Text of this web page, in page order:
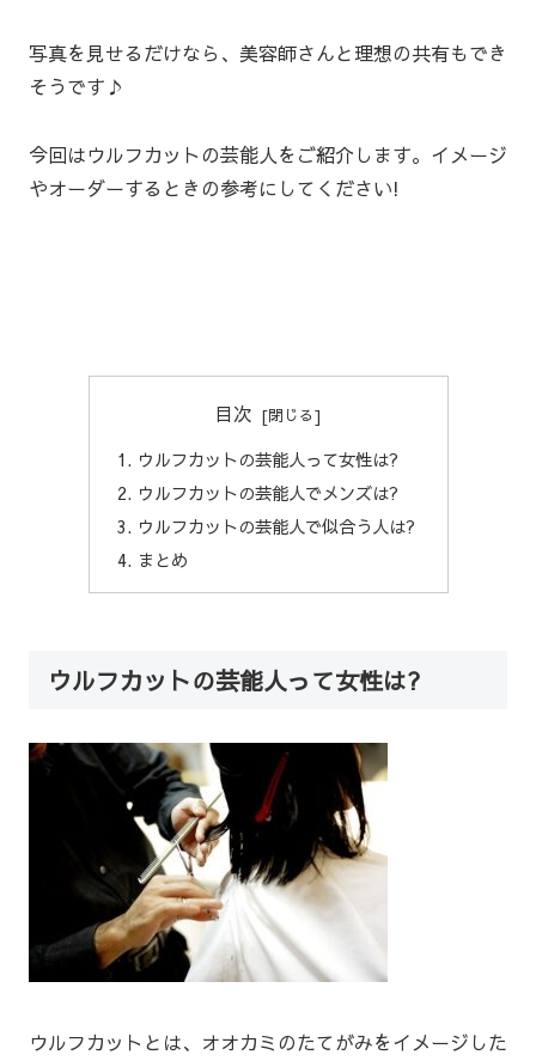
写真を見せるだけなら、美容師さんと理想の共有もでき
そうです♪
今回はウルフカットの芸能人をご紹介します。イメージ
やオーダーするときの参考にしてください!
目次
ウルフカットの芸能人って女性は?
ウルフカットの芸能人でメンズは?
ウルフカットの芸能人で似合う人は?
まとめ
ウルフカットの芸能人って女性は?
ウルフカットとは、オオカミのたてがみをイメージした